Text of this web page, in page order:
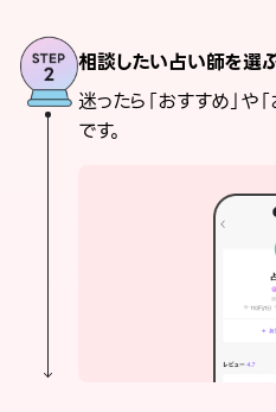
相談したい占い師を選
迷ったら「おすすめ」や
です。